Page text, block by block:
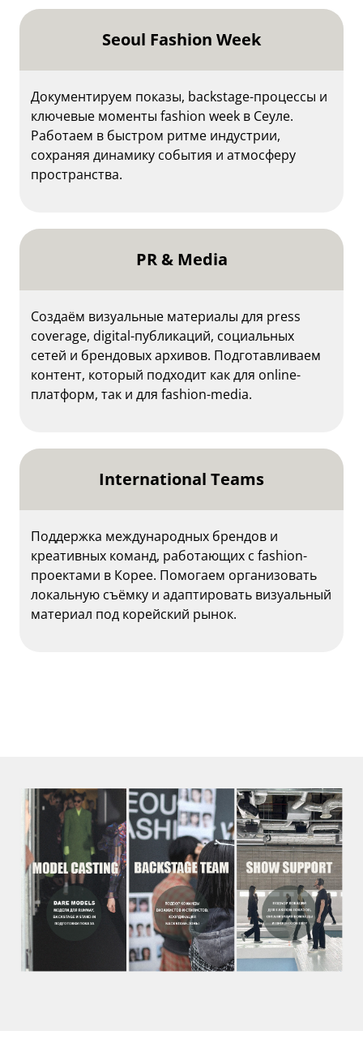
Seoul Fashion Week
Документируем показы, backstage-процессы и
ключевые моменты fashion week в Сеуле.
Работаем в быстром ритме индустрии,
сохраняя динамику события и атмосферу
пространства.
PR & Media
Создаём визуальные материалы для press
coverage, digital-публикаций, социальных
сетей и брендовых архивов. Подготавливаем
контент, который подходит как для online-
платформ, так и для fashion-media.
International Teams
Поддержка международных брендов и
креативных команд, работающих с fashion-
проектами в Корее. Помогаем организовать
локальную съёмку и адаптировать визуальный
материал под корейский рынок.